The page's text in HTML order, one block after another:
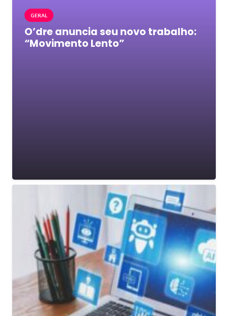
GERAL
O’dre anuncia seu novo trabalho:
“Movimento Lento”